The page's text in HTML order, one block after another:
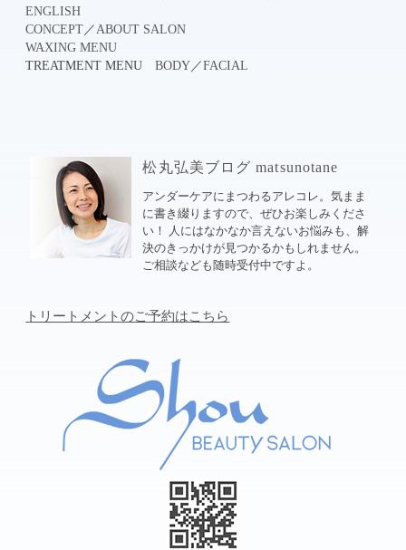
ENGLISH
CONCEPT ／ ABOUT SALON
WAXING MENU
TREATMENT MENUBODY ／FACIAL
松丸弘美ブログ matsunotane
アンダーケアにまつわるアレコレ。気まま
に書き綴りますので、ぜひお楽しみくださ
い！ 人にはなかなか言えないお悩みも、解
決のきっかけが見つかるかもしれません。
ご相談なども随時受付中ですよ。
トリートメントのご予約はこちら